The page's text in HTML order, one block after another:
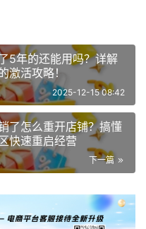
5年的还能用吗？详解
激活攻略！
2025-12-15 08:42
了怎么重开店铺？搞懂
快速重启经营
下一篇